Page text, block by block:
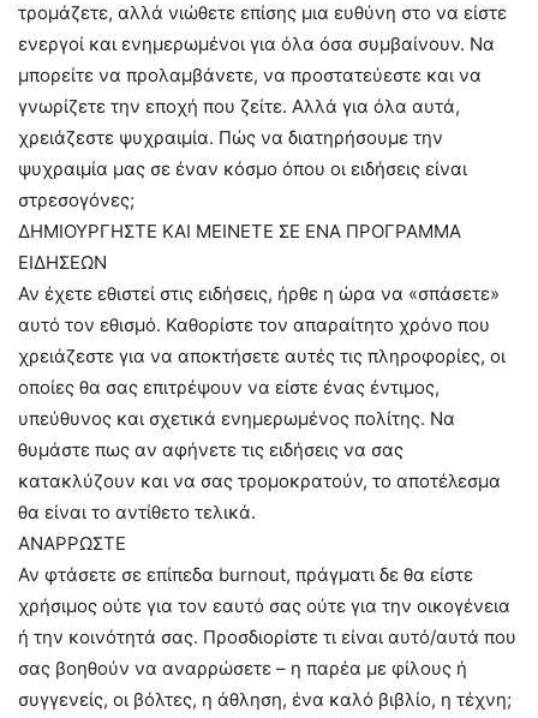
τρομάζετε, αλλά νιώθετε επίσης μια ευθύνη στο να είστε
ενεργοί και ενημερωμένοι για όλα όσα συμβαίνουν. Να
μπορείτε να προλαμβάνετε, να προστατεύεστε και να
γνωρίζετε την εποχή που ζείτε. Αλλά για όλα αυτά,
χρειάζεστε ψυχραιμία. Πώς να διατηρήσουμε την
ψυχραιμία μας σε έναν κόσμο όπου οι ειδήσεις είναι
στρεσογόνες;
ΔΗΜΙΟΥΡΓΗΣΤΕ ΚΑΙ ΜΕΙΝΕΤΕ ΣΕ ΕΝΑ ΠΡΟΓΡΑΜΜΑ
ΕΙΔΗΣΕΩΝ
Αν έχετε εθιστεί στις ειδήσεις, ήρθε η ώρα να «σπάσετε»
αυτό τον εθισμό. Καθορίστε τον απαραίτητο χρόνο που
χρειάζεστε για να αποκτήσετε αυτές τις πληροφορίες, οι
οποίες θα σας επιτρέψουν να είστε ένας έντιμος,
υπεύθυνος και σχετικά ενημερωμένος πολίτης. Να
θυμάστε πως αν αφήνετε τις ειδήσεις να σας
κατακλύζουν και να σας τρομοκρατούν, το αποτέλεσμα
θα είναι το αντίθετο τελικά.
ΑΝΑΡΡΩΣΤΕ
Αν φτάσετε σε επίπεδα burnout, πράγματι δε θα είστε
χρήσιμος ούτε για τον εαυτό σας ούτε για την οικογένεια
ή την κοινότητά σας. Προσδιορίστε τι είναι αυτό/αυτά που
σας βοηθούν να αναρρώσετε – η παρέα με φίλους ή
συγγενείς, οι βόλτες, η άθληση, ένα καλό βιβλίο, η τέχνη;